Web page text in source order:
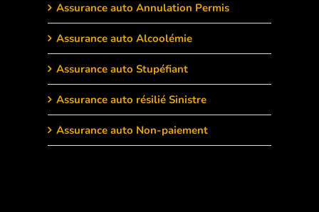
Assurance auto Annulation Permis
Assurance auto Alcoolémie
Assurance auto Stupéfiant
Assurance auto résilié Sinistre
Assurance auto Non-paiement